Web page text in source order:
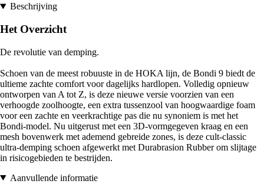
Beschrijving
Het Overzicht
De revolutie van demping.
Schoen van de meest robuuste in de HOKA lijn, de Bondi 9 biedt de
ultieme zachte comfort voor dagelijks hardlopen. Volledig opnieuw
ontworpen van A tot Z, is deze nieuwe versie voorzien van een
verhoogde zoolhoogte, een extra tussenzool van hoogwaardige foam
voor een zachte en veerkrachtige pas die nu synoniem is met het
Bondi-model. Nu uitgerust met een 3D-vormgegeven kraag en een
mesh bovenwerk met ademend gebreide zones, is deze cult-classic
ultra-demping schoen afgewerkt met Durabrasion Rubber om slijtage
in risicogebieden te bestrijden.
Aanvullende informatie